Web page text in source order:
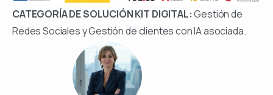
CATEGORÍA DE SOLUCIÓN KIT DIGITAL:Gestión de
Redes Sociales y Gestión de clientes con IA asociada.